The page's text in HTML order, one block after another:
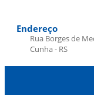
Endereço
Rua Borges de
Cunha - RS